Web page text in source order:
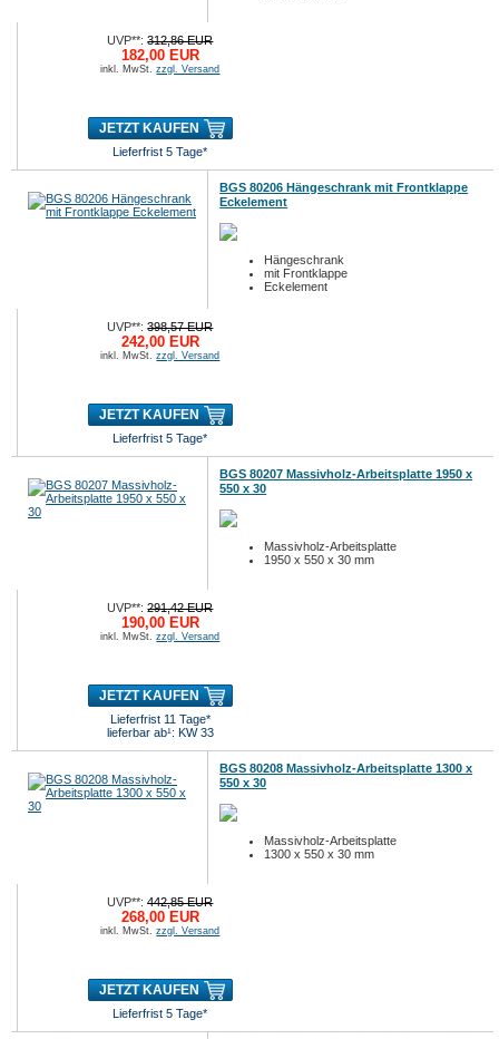
UVP**:312,86 EUR
182,00 EUR
inkl. MwSt.zzgl. Versand
JETZT KAUFEN
Lieferfrist 5 Tage*
BGS 80206 Hängeschrank mit Frontklappe
Eckelement
Hängeschrank
mit Frontklappe
Eckelement
UVP**:398,57 EUR
242,00 EUR
inkl. MwSt.zzgl. Versand
JETZT KAUFEN
Lieferfrist 5 Tage*
BGS 80207 Massivholz-Arbeitsplatte 1950 x
550 x 30
Massivholz-Arbeitsplatte
1950 x 550 x 30 mm
UVP**:291,42 EUR
190,00 EUR
inkl. MwSt.zzgl. Versand
JETZT KAUFEN
Lieferfrist 11 Tage*
lieferbar ab¹: KW 33
BGS 80208 Massivholz-Arbeitsplatte 1300 x
550 x 30
Massivholz-Arbeitsplatte
1300 x 550 x 30 mm
UVP**:442,85 EUR
268,00 EUR
inkl. MwSt.zzgl. Versand
JETZT KAUFEN
Lieferfrist 5 Tage*